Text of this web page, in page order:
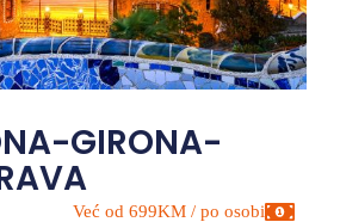
GIRONA-
Već od 699KM / po osobi